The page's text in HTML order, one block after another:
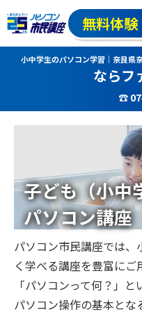
無料体験
小中学生のパソコン学習｜奈良県
ならフ
☎
子ども（小中
パソコン講座
パソコン市民講座では、
く学べる講座を豊富にご
「パソコンって何？」
パソコン操作の基本と